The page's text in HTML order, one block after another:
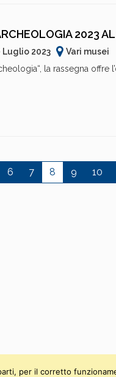
2023
Luglio 2023
Vari musei
la rassegna
6 7 8 9 10
per il corretto